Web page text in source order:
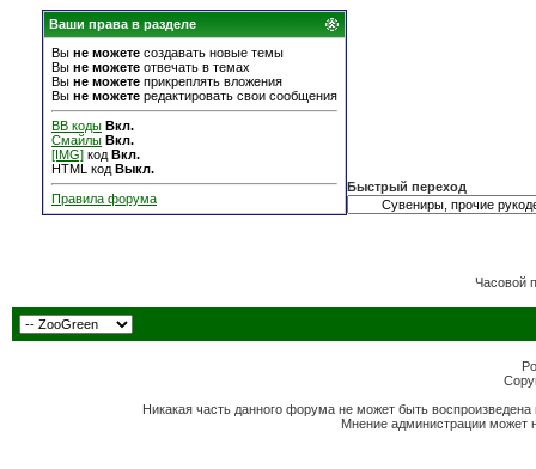
Ваши права в разделе
Вы не можете создавать новые темы
Вы не можете отвечать в темах
Вы не можете прикреплять вложения
Вы не можете редактировать свои сообщения
BB коды Вкл.
Смайлы Вкл.
[IMG] код Вкл.
HTML код Выкл.
Правила форума
Быстрый переход
Часовой
Никакая часть данного форума не может быть
Мнение администрации может